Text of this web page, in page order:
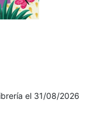
el 31/08/2026